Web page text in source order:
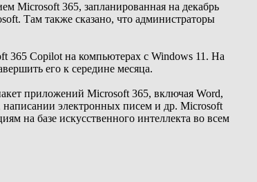
Microsoft 365, запланированная на декабрь
Там также сказано, что администраторы
365 Copilot на компьютерах с Windows 11. На
его к середине месяца.
приложений Microsoft 365, включая Word,
написании электронных писем и др. Microsoft
на базе искусственного интеллекта во всем